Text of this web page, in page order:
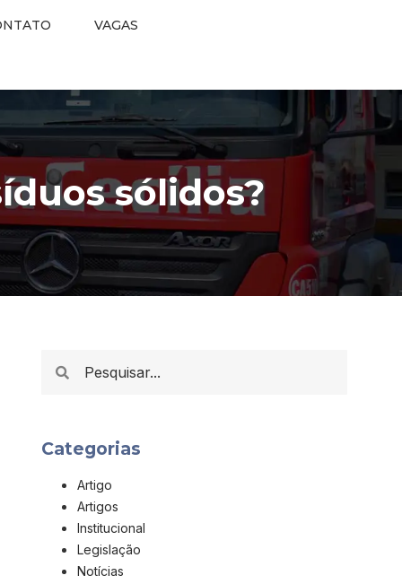
VAGAS
sólidos?
Categorias
Artigo
Artigos
Institucional
Legislação
Notícias